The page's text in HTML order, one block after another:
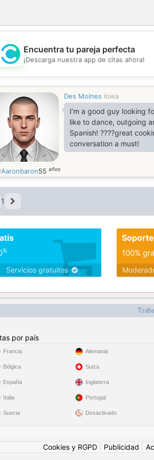
💖
Encuentra tu pareja perfecta
¡Descarga nuestra app de citas ahora!
Des Moines Iowa
I’m a good guy looking
like to dance, outgoing
Spanish! ????great
conversation a must!
Aaronbaron55 años
1
%
Servicios gratuitos
Soporte
100%
por país
Francia
Bélgica
España
Italia
Suecia
Alemania
Suiza
Inglaterra
Portugal
Desactivado
Cookies y RGPD
Publicidad